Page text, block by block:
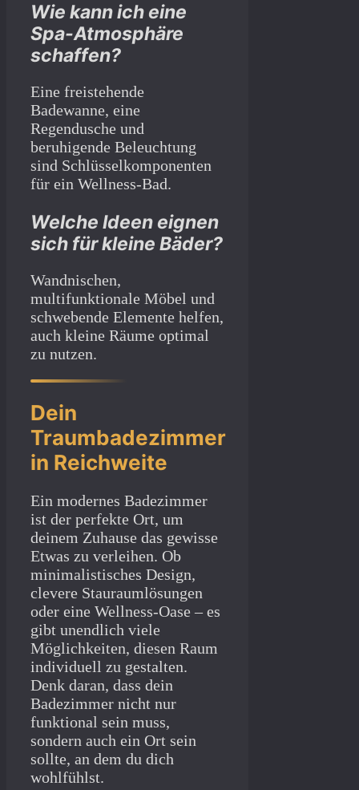
Wie kann ich eine
Spa-Atmosphäre
schaffen?
Eine freistehende
Badewanne, eine
Regendusche und
beruhigende Beleuchtung
sind Schlüsselkomponenten
für ein Wellness-Bad.
Welche Ideen eignen
sich für kleine Bäder?
Wandnischen,
multifunktionale Möbel und
schwebende Elemente helfen,
auch kleine Räume optimal
zu nutzen.
Dein
Traumbadezimmer
in Reichweite
Ein modernes Badezimmer
ist der perfekte Ort, um
deinem Zuhause das gewisse
Etwas zu verleihen. Ob
minimalistisches Design,
clevere Stauraumlösungen
oder eine Wellness-Oase – es
gibt unendlich viele
Möglichkeiten, diesen Raum
individuell zu gestalten.
Denk daran, dass dein
Badezimmer nicht nur
funktional sein muss,
sondern auch ein Ort sein
sollte, an dem du dich
wohlfühlst.